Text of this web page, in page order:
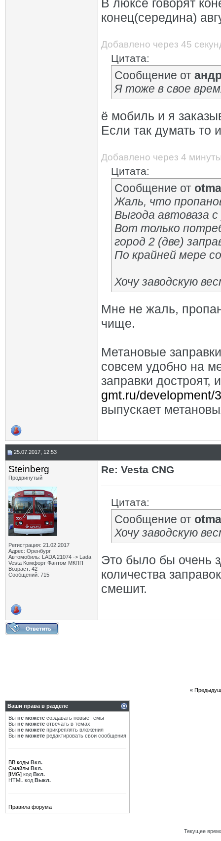
В люксе говорят
конец(середина)
Добавлено через 45
Цитата:
Сообщение от
Я тоже в свое
ё мобиль и я
Если так думать то
Добавлено через 4
Цитата:
Сообщение от
Жаль, что
Выгода автоваза
Вот только
город 2 (две)
По крайней мере
Хочу заводскую
Мне не жаль,
чище.
Метановые
совсем удобно на
заправки достроят,
gmt.ru/development/
выпускает
25.07.2017, 12:53
Steinberg
Продвинутый
Регистрация: 21.02.2017
Адрес: Оренбург
Автомобиль: LADA 21074 -> Lada
Vesta Комфорт Фантом МКПП
Возраст: 42
Сообщений: 715
Re: Vesta CNG
Цитата:
Сообщение от
Хочу заводскую
Это было бы очень
количества
смешит.
«
Ваши права в разделе
Вы не можете создавать новые темы
Вы не можете отвечать в темах
Вы не можете прикреплять вложения
Вы не можете редактировать свои сообщения
BB коды Вкл.
Смайлы Вкл.
[IMG] код Вкл.
HTML код Выкл.
Правила форума
Текущее